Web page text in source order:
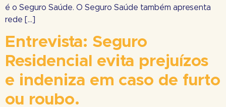
é o Seguro Saúde. O Seguro Saúde também apresenta
rede […]
Entrevista: Seguro
Residencial evita prejuízos
e indeniza em caso de furto
ou roubo.